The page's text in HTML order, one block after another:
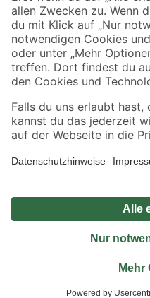
Jetzt die toom-App
Alle Preisangaben in EUR inkl. gesetzl.
Umständen nicht in allen Märkten
Produkte nur solange der Vorrat reicht.
*Paketversand ab 59 € versandkostenfrei,
Privatsphäre
Nutzungsbedingungen
© 2026 toom Baumarkt GmbH